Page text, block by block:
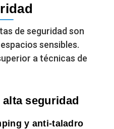
de seguridad son
sensibles.
a técnicas de
seguridad
y anti-taladro